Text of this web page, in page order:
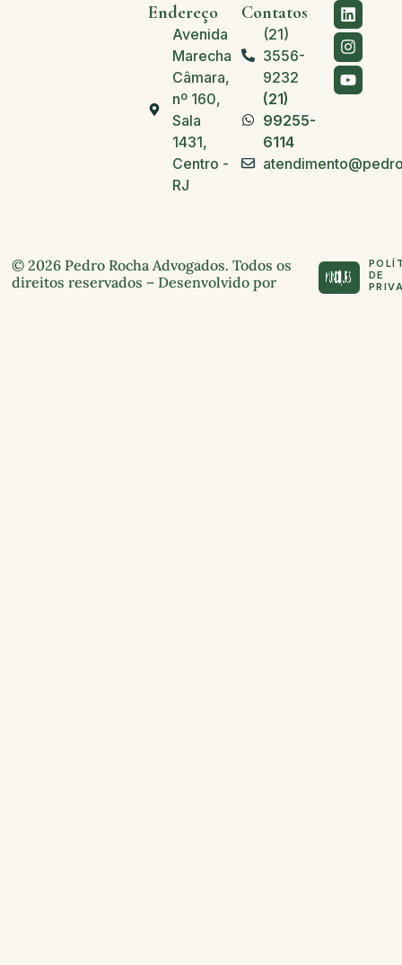
Endereço
Avenida
Marechal
Câmara,
nº 160,
Sala
1431,
Centro -
RJ
Contatos
(21)
3556-
9232
(21)
99255-
6114
© 2026 Pedro Rocha Advogados. Todos os
direitos reservados – Desenvolvido por
DE